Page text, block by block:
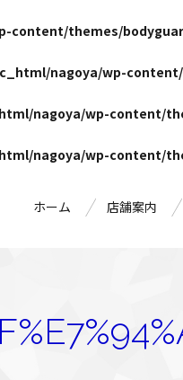
content/themes/
nagoya/wp-
nagoya/wp-content/
nagoya/wp-content/
ホーム 店舗案内